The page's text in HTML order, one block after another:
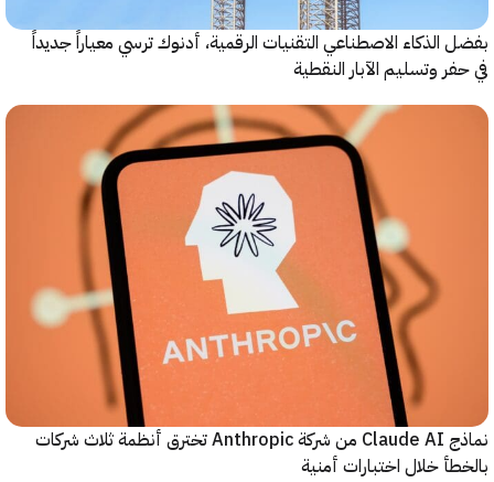
الاصطناعي التقنيات الرقمية، أدنوك ترسي معياراً جديداً
وتسليم الآبار النقطية
نماذج Claude AI من شركة Anthropic تخترق أنظمة ثلاث شركات
خلال اختبارات أمنية